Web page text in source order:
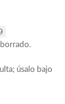
úsalo bajo